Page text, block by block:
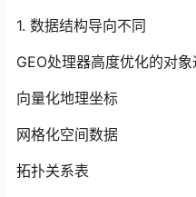
1. 数据结构导向不同
GEO处理器高度优化的对象
向量化地理坐标
网格化空间数据
拓扑关系表